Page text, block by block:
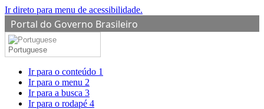
Ir direto para menu de acessibilidade.
Portal do Governo Brasileiro
Portuguese
Ir para o conteúdo 1
Ir para o menu 2
Ir para a busca 3
Ir para o rodapé 4